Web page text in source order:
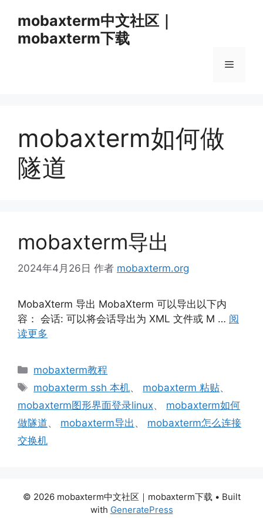
mobaxterm中文社区｜
mobaxterm下载
菜
mobaxterm如何做
隧道
mobaxterm导出
2024年4月26日 作者 mobaxterm.org
MobaXterm 导出 MobaXterm 可以导出以下内
容： 会话: 可以将会话导出为 XML 文件或 M … 阅
读更多
分
mobaxterm教程
标
签
mobaxterm ssh 本机、 mobaxterm 粘贴、
mobaxterm图形界面登录linux、 mobaxterm如何
做隧道、 mobaxterm导出 、 mobaxterm怎么连接
交换机
© 2026 mobaxterm中文社区｜mobaxterm下载 • Built
with GeneratePress